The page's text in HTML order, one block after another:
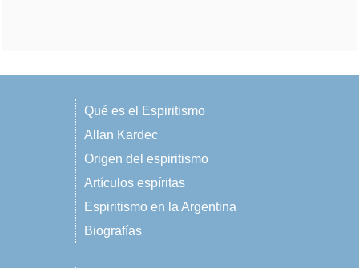
Qué es el Espiritismo
Allan Kardec
Origen del espiritismo
Artículos espíritas
Espiritismo en la Argentina
Biografías